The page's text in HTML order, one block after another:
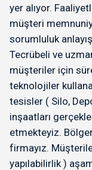
yer alıyor.
müşteri
sorumluluk
Tecrübeli ve
müşteriler için
teknolojiler
tesisler ( Silo,
inşaatları
etmekteyiz.
firmayız.
yapılabilirlik )